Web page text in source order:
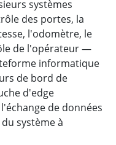
systèmes
des portes, la
l'odomètre, le
de l'opérateur —
informatique
de bord de
d'edge
de données
système à